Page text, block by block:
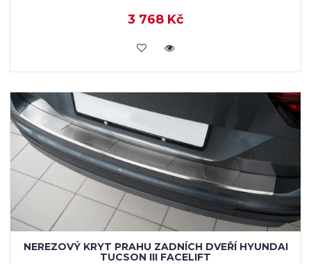
3 768 Kč
KOUPIT
NEREZOVÝ KRYT PRAHU ZADNÍCH DVEŘÍ HYUNDAI
TUCSON III FACELIFT